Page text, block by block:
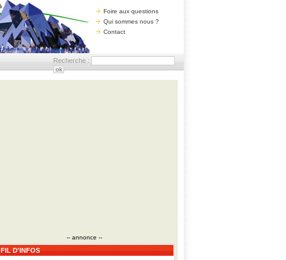
Foire aux questions
Qui sommes nous ?
Contact
Recherche :
-- annonce --
FIL D'INFOS